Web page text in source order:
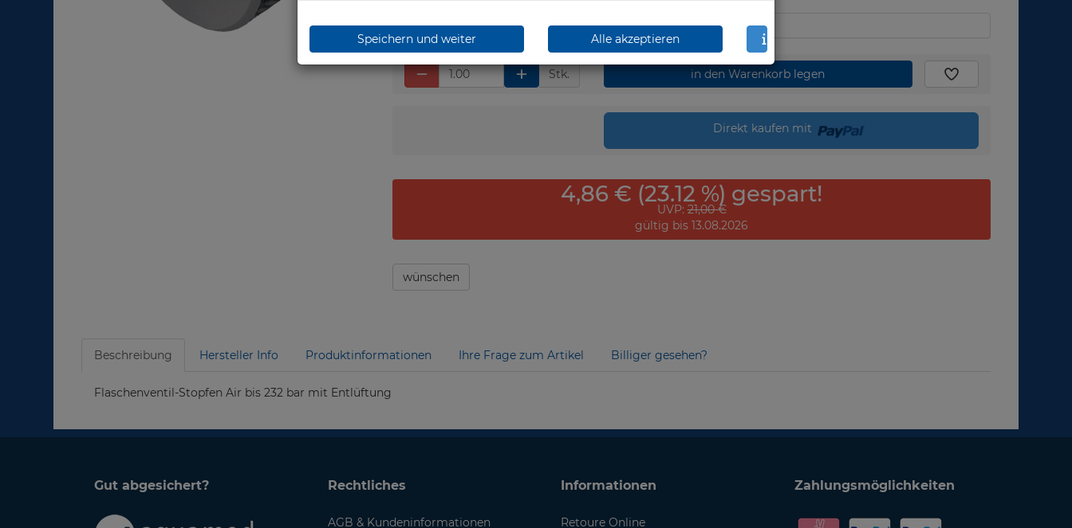
Stk. in den Warenkorb legen
Direkt kaufen mit
4,86 € (23.12 %) gespart!
UVP:21,00 €
gültig bis 13.08.2026
wünschen
Beschreibung Hersteller Info Produktinformationen Ihre Frage zum Artikel Billiger gesehen?
Flaschenventil-Stopfen Air bis 232 bar mit Entlüftung
Gut abgesichert? Rechtliches
AGB & Kundeninformationen
Informationen
Retoure Online
Zahlungsmöglichkeiten
Speichern und weiter Alle akzeptieren